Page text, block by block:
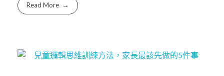
Read More